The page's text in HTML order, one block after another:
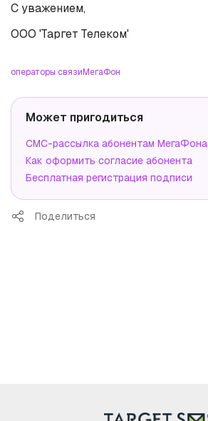
С уважением,
ООО 'Таргет Телеком'
операторы связиМегаФон
Может пригодиться
СМС-рассылка абонентам МегаФона
Как оформить согласие абонента
Бесплатная регистрация подписи
Поделиться